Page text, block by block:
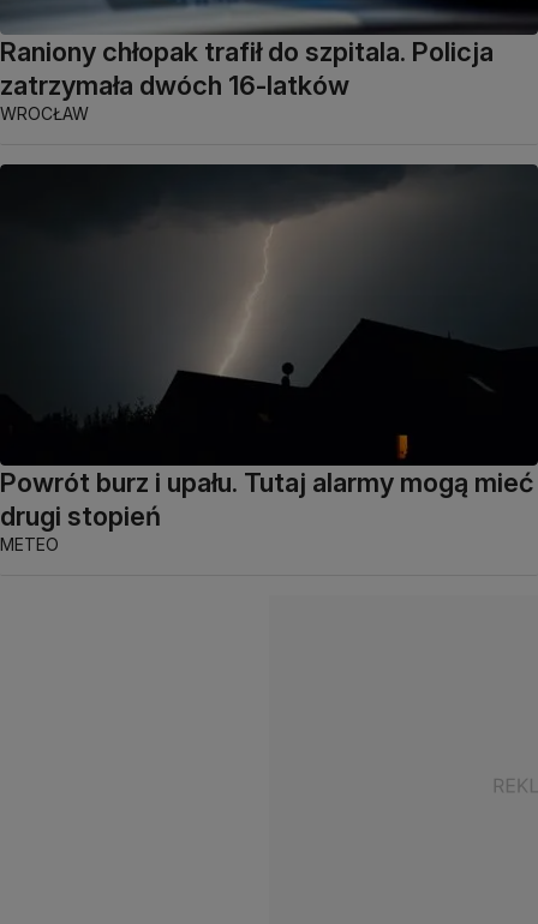
Raniony chłopak trafił do szpitala. Policja
zatrzymała dwóch 16-latków
WROCŁAW
Powrót burz i upału. Tutaj alarmy mogą mieć
drugi stopień
METEO